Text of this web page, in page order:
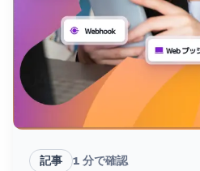
記事 1 分で確認